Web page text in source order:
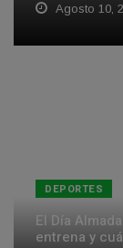
Agosto 10,
DEPORTES
El Día
entrena y